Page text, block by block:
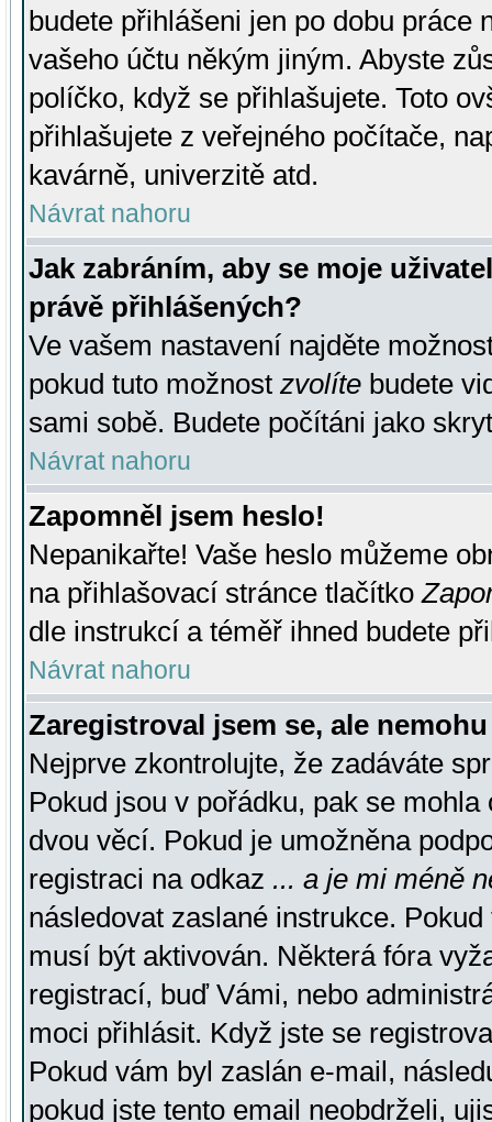
budete přihlášeni jen po dobu práce
vašeho účtu někým jiným. Abyste
políčko, když se přihlašujete. Toto
přihlašujete z veřejného počítače,
kavárně, univerzitě atd.
Návrat nahoru
Jak zabráním, aby se moje
právě přihlášených?
Ve vašem nastavení najděte
pokud tuto možnost zvolíte budete
sami sobě. Budete počítáni jako
Návrat nahoru
Zapomněl jsem heslo!
Nepanikařte! Vaše heslo můžeme
na přihlašovací stránce tlačítko
dle instrukcí a téměř ihned budete
Návrat nahoru
Zaregistroval jsem se, ale
Nejprve zkontrolujte, že zadáváte
Pokud jsou v pořádku, pak se
dvou věcí. Pokud je umožněna
registraci na odkaz ... a je mi méně
následovat zaslané instrukce.
musí být aktivován. Některá fóra
registrací, buď Vámi, nebo
moci přihlásit. Když jste se
Pokud vám byl zaslán e-mail,
pokud jste tento email neobdrželi,